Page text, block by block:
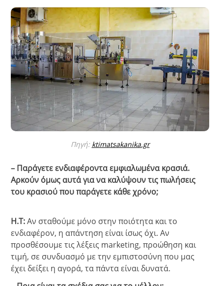
Πηγή: ktimatsakanika.gr
– Παράγετε ενδιαφέροντα εμφιαλωμένα κρασιά.
Αρκούν όμως αυτά για να καλύψουν τις πωλήσεις
του κρασιού που παράγετε κάθε χρόνο;
Η.Τ:Αν σταθούμε μόνο στην ποιότητα και το
ενδιαφέρον, η απάντηση είναι ίσως όχι. Αν
προσθέσουμε τις λέξεις marketing, προώθηση και
τιμή, σε συνδυασμό με την εμπιστοσύνη που μας
έχει δείξει η αγορά, τα πάντα είναι δυνατά.